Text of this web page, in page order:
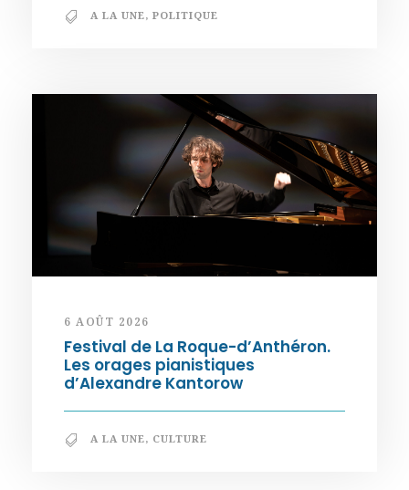
A LA UNE, POLITIQUE
6 AOÛT 2026
Festival de La Roque-d’Anthéron.
Les orages pianistiques
d’Alexandre Kantorow
A LA UNE, CULTURE